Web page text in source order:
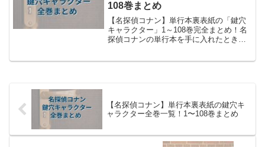
108巻まとめ
【名探偵コナン】単行本裏表紙の「鍵穴
キャラクター」1～108巻完全まとめ！名
探偵コナンの単行本を手に入れたとき、
【名探偵コナン】単行本裏表紙の鍵穴キ
ャラクター全巻一覧！1〜108巻まとめ